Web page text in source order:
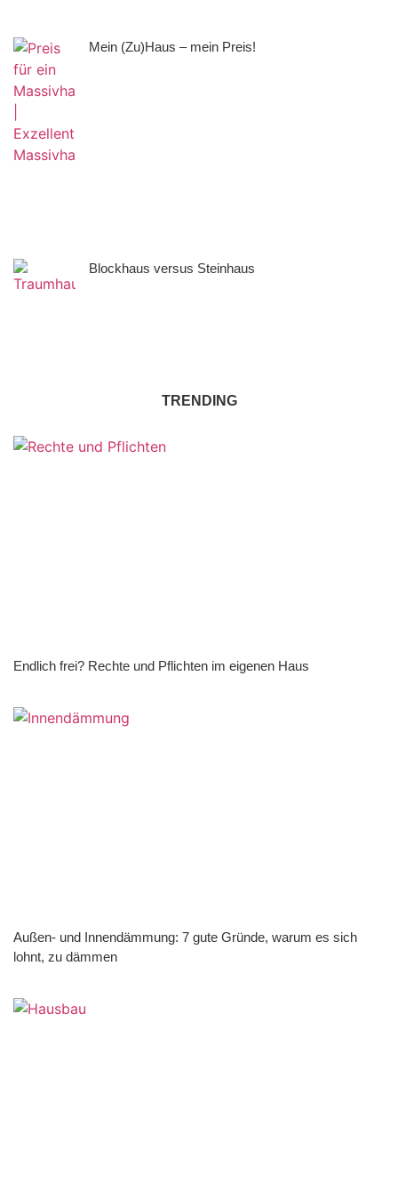
Mein (Zu)Haus – mein Preis!
Blockhaus versus Steinhaus
TRENDING
Endlich frei? Rechte und Pflichten im eigenen Haus
Außen- und Innendämmung: 7 gute Gründe, warum es sich
lohnt, zu dämmen